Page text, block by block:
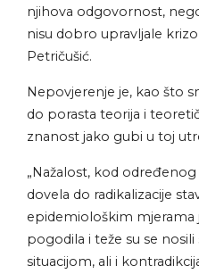
njihova odgovornost,
nisu dobro upravljale
Petričušić.
Nepovjerenje je, kao što
do porasta teorija i
znanost jako gubi u toj
„Nažalost, kod
dovela do radikalizacije
epidemiološkim mjerama
pogodila i teže su se
situacijom, ali i